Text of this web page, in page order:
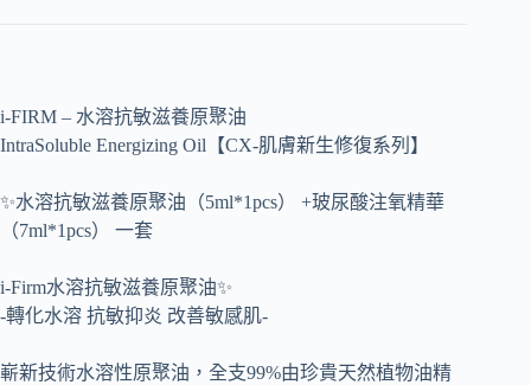
i-FIRM – 水溶抗敏滋養原聚油
IntraSoluble Energizing Oil【CX-肌膚新生修復系列】
✨水溶抗敏滋養原聚油（5ml*1pcs） +玻尿酸注氧精華
（7ml*1pcs） 一套
i-Firm水溶抗敏滋養原聚油✨
-轉化水溶 抗敏抑炎 改善敏感肌-
嶄新技術水溶性原聚油，全支99%由珍貴天然植物油精